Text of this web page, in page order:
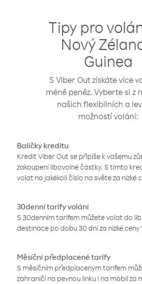
Tipy pro
Nový
Guinea
S Viber Out získáte více
méně peněz. Vyberte si z
našich flexibilních a
možností volání:
Balíčky kreditu
Kredit Viber Out se připíše k vašemu
zakoupení libovolné částky. S tímto
volat na jakékoli číslo na světe za nízké
30denní tarify volání
S 30denním tarifem můžete volat do
destinace po dobu 30 dní za nízké ceny
Měsíční předplacené tarify
S měsíčním předplaceným tarifem
zahraničí na pevnou linku i na mobil za